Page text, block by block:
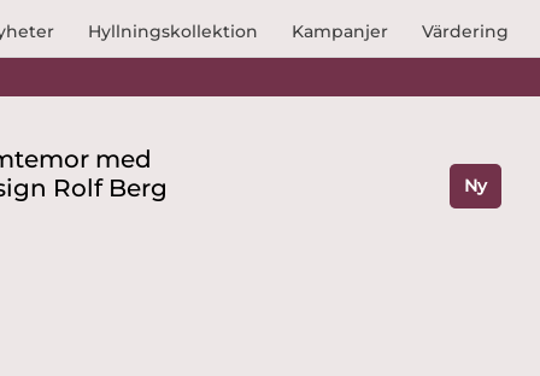
Hyllningskollektion Kampanjer Värdering
med
Rolf Berg
Ny